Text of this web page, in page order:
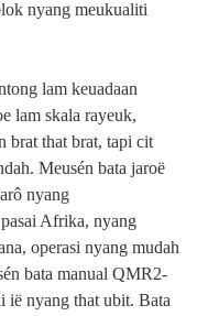
nyang meukualiti
lam keuadaan
lam skala rayeuk,
brat that brat, tapi cit
Meusén bata jaroë
nyang
Afrika, nyang
operasi nyang mudah
bata manual QMR2-
ië nyang that ubit. Bata